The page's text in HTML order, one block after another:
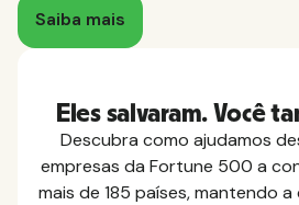
Saiba mais
Eles salvaram. Você
Descubra como ajudamos
empresas da Fortune 500 a
mais de 185 países, mantendo